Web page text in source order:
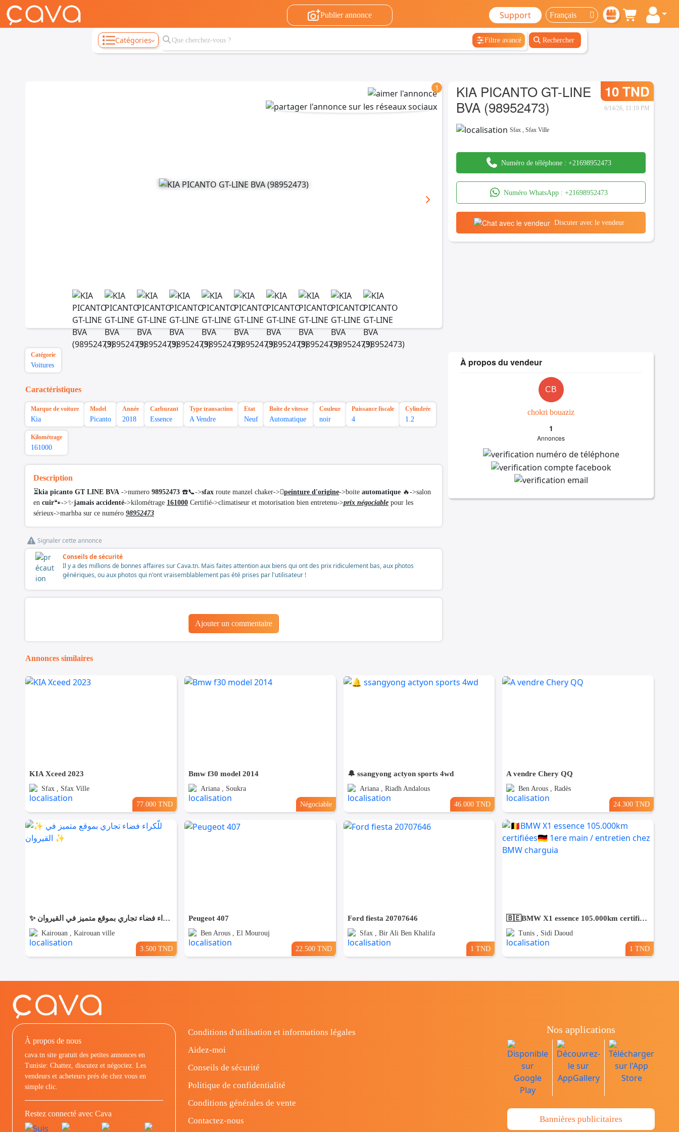
Publier annonce Support
Catégories Filtre avancé Rechercher
1
KIA PICANTO GT-LINE
BVA (98952473)
10 TND
6/14/26, 11:19 PM
Sfax ,Sfax Ville
Numéro de téléphone :+21698952473
Numéro WhatsApp : +21698952473
Discuter avec le vendeur
Catégorie
Voitures
Caractéristiques
Marque de voiture
Kia
Model
Picanto
Année
2018
Carburant
Essence
Type transaction
A Vendre
Etat
Neuf
Boîte de vitesse
Automatique
Couleur
noir
Puissance fiscale
4
Cylindrée
1.2
Kilométrage
161000
Description
⏳kia picanto GT LINE BVA ->numero 98952473 ☎️📞->sfax route manzel chaker->🫯peinture d'origine->boite automatique 🔥->salon
en cuir🐾->✨jamais accidenté->kilométrage 161000 Certifié->climatiseur et motorisation bien entretenu->prix négociable pour les
sérieux->marhba sur ce numéro 98952473
Signaler cette annonce
Conseils de sécurité
Il y a des millions de bonnes affaires sur Cava.tn. Mais faites attention aux biens qui ont des prix ridiculement bas, aux photos
génériques, ou aux photos qui n'ont vraisemblablement pas été prises par l'utilisateur !
Ajouter un commentaire
À propos du vendeur
CB
chokri bouaziz
1
Annonces
Annonces similaires
KIA Xceed 2023
Sfax , Sfax Ville
77.000 TND
Bmw f30 model 2014
Ariana , Soukra
Négociable
🔔 ssangyong actyon sports 4wd
Ariana , Riadh Andalous
46.000 TND
A vendre Chery QQ
Ben Arous , Radès
24.300 TND
✨ للّكراء فضاء تجاري بموقع متميز في القيروان ✨
Kairouan , Kairouan ville
3.500 TND
Peugeot 407
Ben Arous , El Mourouj
22.500 TND
Ford fiesta 20707646
Sfax , Bir Ali Ben Khalifa
1 TND
🇧🇪BMW X1 essence 105.000km certifiées🇩🇪 1ere main / entretien chez BMW charguia
Tunis , Sidi Daoud
1 TND
À propos de nous
cava.tn site gratuit des petites annonces en
Tunisie: Chattez, discutez et négociez. Les
vendeurs et acheteurs prés de chez vous en
simple clic.
Restez connecté avec Cava
Conditions d'utilisation et informations légales
Aidez-moi
Conseils de sécurité
Politique de confidentialité
Conditions générales de vente
Contactez-nous
Nos applications
Bannières publicitaires